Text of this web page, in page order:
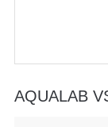
AQUALAB